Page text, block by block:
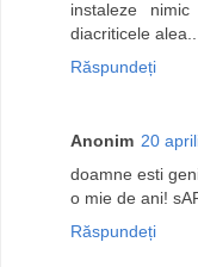
instaleze
diacriticele
Răspundeți
Anonim 20
doamne esti
o mie de ani!
Răspundeți